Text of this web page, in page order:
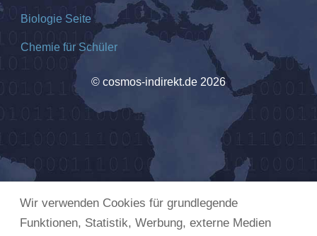
Wir verwenden Cookies für grundlegende
Funktionen, Statistik, Werbung, externe Medien
Biologie Seite
Chemie für Schüler
© cosmos-indirekt.de 2026